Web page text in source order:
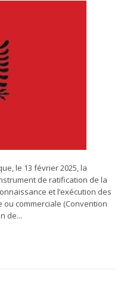
le 13 février 2025, la
de ratification de la
et l’exécution des
commerciale (Convention
de...